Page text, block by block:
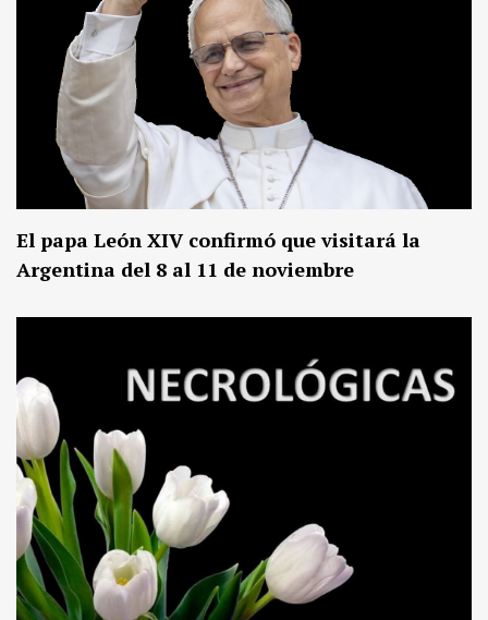
El papa León XIV confirmó que visitará la
Argentina del 8 al 11 de noviembre